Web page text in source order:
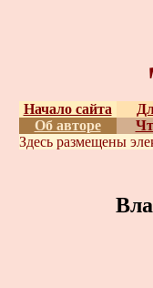
Начало сайта
Об авторе
Здесь размещены